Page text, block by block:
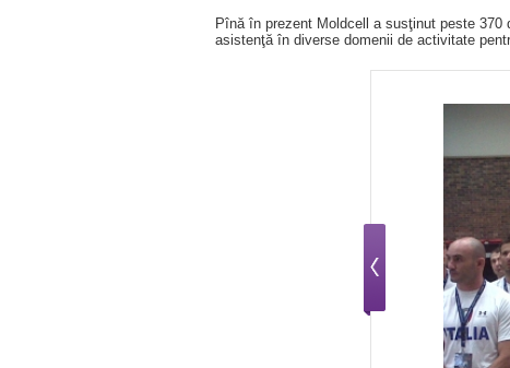
Pînă în prezent Moldcell a susţinut peste
asistenţă în diverse domenii de activitate